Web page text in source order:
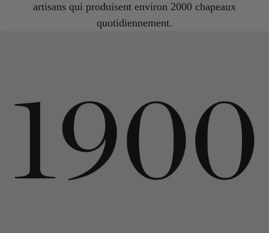
artisans qui produisent environ 2000 chapeaux
quotidiennement.